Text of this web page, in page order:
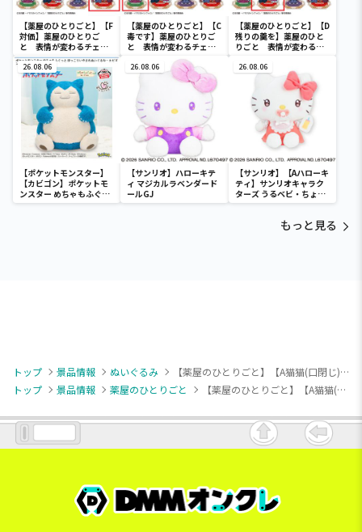
【薬屋のひとりごと】【F
対価】薬屋のひとりご
と 表情が変わるチェン
ジングアクリルスタンド
【薬屋のひとりごと】【C
毒です】薬屋のひとりご
と 表情が変わるチェン
ジングアクリルスタンド
【薬屋のひとりごと】【D
残りの羹を】薬屋のひと
りごと 表情が変わるチ
ンド
26.08.06
【ポケットモンスター】
【カビゴン】ポケットモ
ンスター めちゃもふぐっ
と ほっこりいやされぬい
26.08.06
【サンリオ】ハローキテ
ィ マジカルラベンダード
ールGJ
26.08.06
【サンリオ】【Aハローキ
ティ】サンリオキャラク
ターズ うるベビ・ちょい
デカドール
もっと見る
トップ 景品情報 ぬいぐるみ
【薬屋のひとりごと】【A猫猫(口閉じ)】TVアニメ『薬屋のひとりごと』 寝そべり ぬいぐるみ（EX）
トップ
景品情報 薬屋のひとりごと 【薬屋のひとりごと】【A猫猫(口閉じ)】TVアニメ『薬屋のひとりごと』 寝そべり ぬいぐるみ（EX）